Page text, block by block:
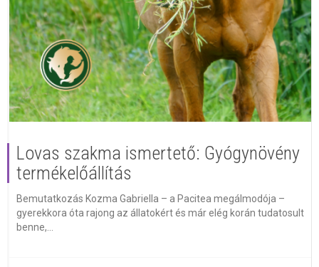
Lovas szakma ismertető: Gyógynövény
termékelőállítás
Bemutatkozás Kozma Gabriella – a Pacitea megálmodója –
gyerekkora óta rajong az állatokért és már elég korán tudatosult
benne,...